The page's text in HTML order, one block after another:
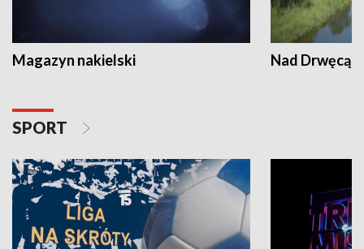
Magazyn nakielski Nad Drwęcą
SPORT